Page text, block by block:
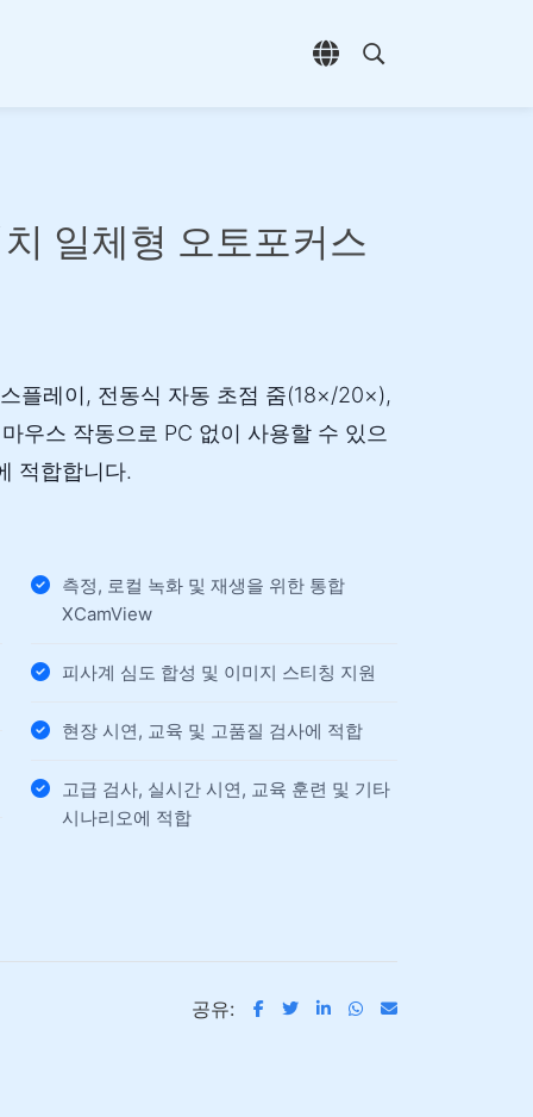
언어 선택 열기
검색 열기
일체형 오토포커스
플레이, 전동식 자동 초점 줌(18×/20×),
우스 작동으로 PC 없이 사용할 수 있으
적합합니다.
측정, 로컬 녹화 및 재생을 위한 통합
XCamView
피사계 심도 합성 및 이미지 스티칭 지원
현장 시연, 교육 및 고품질 검사에 적합
고급 검사, 실시간 시연, 교육 훈련 및 기타
시나리오에 적합
공유: